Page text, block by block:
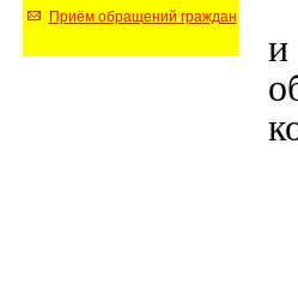
Приём обращений граждан